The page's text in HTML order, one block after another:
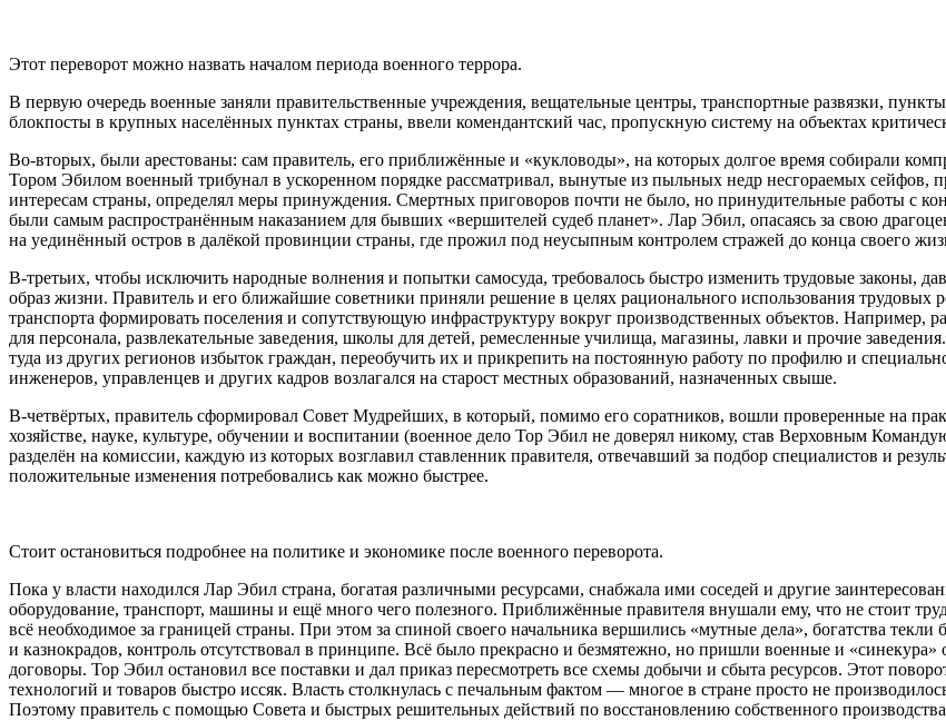
Этот переворот можно назвать началом периода военного террора.
В первую очередь военные заняли правительственные учреждения, вещательные центры, транспортные развязки,
блокпосты в крупных населённых пунктах страны, ввели комендантский час, пропускную систему на объектах
Во-вторых, были арестованы: сам правитель, его приближённые и «кукловоды», на которых долгое время собирали
Тором Эбилом военный трибунал в ускоренном порядке рассматривал, вынутые из пыльных недр несгораемых сейфов,
интересам страны, определял меры принуждения. Смертных приговоров почти не было, но принудительные работы с
были самым распространённым наказанием для бывших «вершителей судеб планет». Лар Эбил, опасаясь за свою
на уединённый остров в далёкой провинции страны, где прожил под неусыпным контролем стражей до конца своего
В-третьих, чтобы исключить народные волнения и попытки самосуда, требовалось быстро изменить трудовые законы,
образ жизни. Правитель и его ближайшие советники приняли решение в целях рационального использования трудовых
транспорта формировать поселения и сопутствующую инфраструктуру вокруг производственных объектов. Например,
для персонала, развлекательные заведения, школы для детей, ремесленные училища, магазины, лавки и прочие
туда из других регионов избыток граждан, переобучить их и прикрепить на постоянную работу по профилю и
инженеров, управленцев и других кадров возлагался на старост местных образований, назначенных свыше.
В-четвёртых, правитель сформировал Совет Мудрейших, в который, помимо его соратников, вошли проверенные на
хозяйстве, науке, культуре, обучении и воспитании (военное дело Тор Эбил не доверял никому, став Верховным
разделён на комиссии, каждую из которых возглавил ставленник правителя, отвечавший за подбор специалистов и
положительные изменения потребовались как можно быстрее.
Стоит остановиться подробнее на политике и экономике после военного переворота.
Пока у власти находился Лар Эбил страна, богатая различными ресурсами, снабжала ими соседей и другие
оборудование, транспорт, машины и ещё много чего полезного. Приближённые правителя внушали ему, что не стоит
всё необходимое за границей страны. При этом за спиной своего начальника вершились «мутные дела», богатства
и казнокрадов, контроль отсутствовал в принципе. Всё было прекрасно и безмятежно, но пришли военные и «синекура»
договоры. Тор Эбил остановил все поставки и дал приказ пересмотреть все схемы добычи и сбыта ресурсов. Этот
технологий и товаров быстро иссяк. Власть столкнулась с печальным фактом — многое в стране просто не
Поэтому правитель с помощью Совета и быстрых решительных действий по восстановлению собственного